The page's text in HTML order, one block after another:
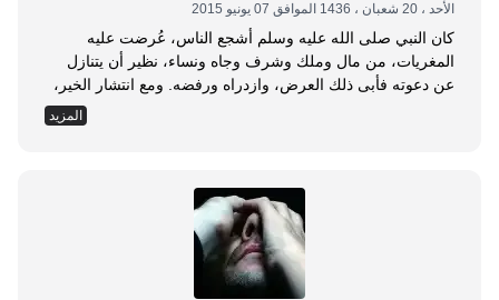
الأحد ، 20 شعبان ، 1436 الموافق 07 يونيو 2015
كان النبي صلى الله عليه وسلم أشجع الناس، عُرضت عليه
المغريات، من مال وملك وشرف وجاه ونساء، نظير أن يتنازل
عن دعوته فأبى ذلك العرض، وازدراه ورفضه. ومع انتشار الخير،
وكثرة من يسلك طريق الاستقامة، ويعمل في حقل الدعوة، إلاالمزيد